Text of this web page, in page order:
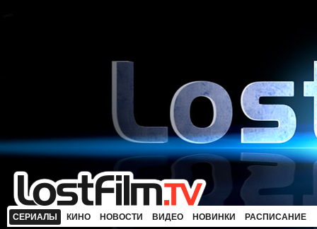
СЕРИАЛЫ КИНО НОВОСТИ ВИДЕО НОВИНКИ РАСПИСАНИЕ